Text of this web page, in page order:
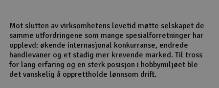
Mot slutten av virksomhetens levetid møtte selskapet de
samme utfordringene som mange spesialforretninger har
opplevd: økende internasjonal konkurranse, endrede
handlevaner og et stadig mer krevende marked. Til tross
for lang erfaring og en sterk posisjon i hobbymiljøet ble
det vanskelig å opprettholde lønnsom drift.